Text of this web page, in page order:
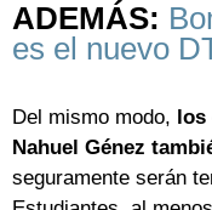
ADEMÁS:
es el nuevo
Del mismo modo,
Nahuel Génez
seguramente serán